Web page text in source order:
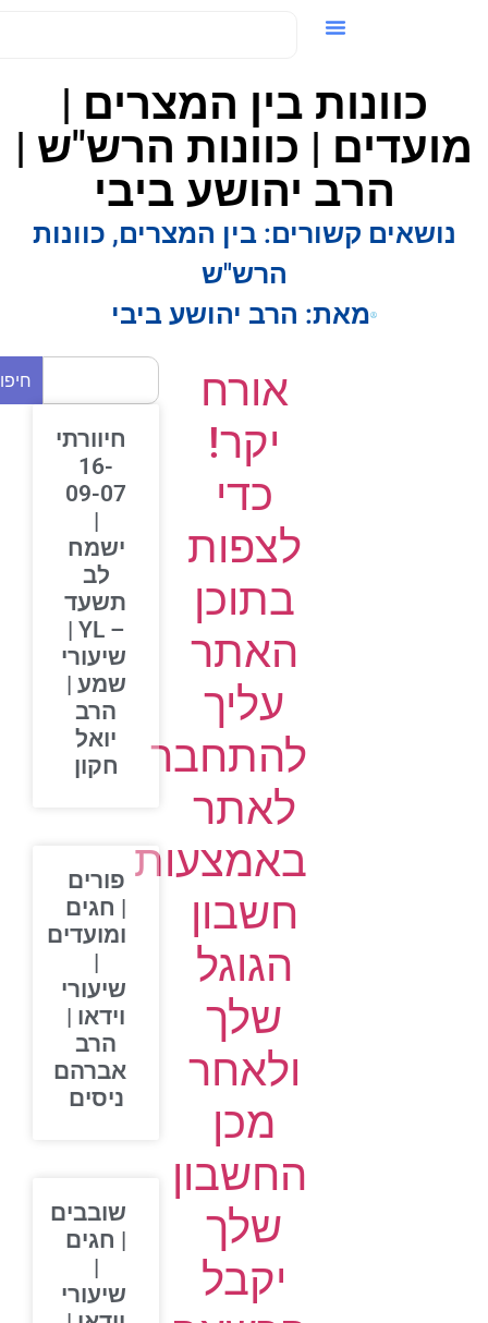
כוונות בין המצרים |
| כוונות הרש"ש |
הרב יהושע ביבי
נושאים קשורים: בין המצרים,כוונות
הרש"ש
מאת:הרב יהושע ביבי
אורח
יקר!
כדי
לצפות
בתוכן
האתר
עליך
להתחבר
לאתר
באמצעות
חשבון
הגוגל
שלך
ולאחר
מכן
החשבון
שלך
יקבל
חיפוש
חיוורתי
16-
09-07
ישמח
לב
תשעד
– YL |
שיעורי
שמע |
הרב
יואל
חקון
פורים
| חגים
ומועדים
שיעורי
וידאו |
הרב
אברהם
ניסים
שובבים
| חגים
שיעורי